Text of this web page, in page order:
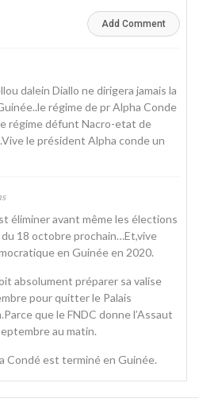
Jinping établit des
directives stratégiques
Add Comment
dalein Diallo ne dirigera jamais la
régime de pr Alpha Conde
régime défunt Nacro-etat de
le président Alpha conde un
éliminer avant même les élections
18 octobre prochain…Et,vive
en Guinée en 2020.
absolument préparer sa valise
pour quitter le Palais
que le FNDC donne l’Assaut
au matin.
Condé est terminé en Guinée.